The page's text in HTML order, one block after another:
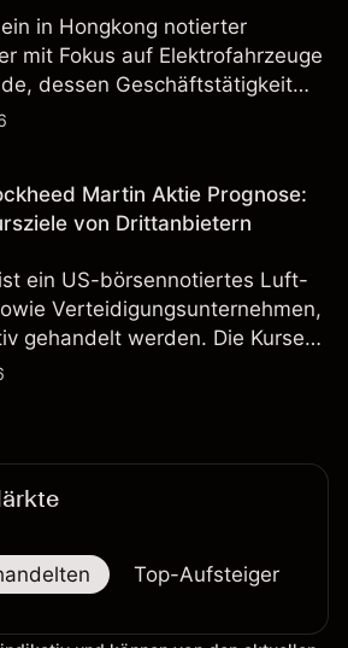
in Hongkong notierter
mit Fokus auf Elektrofahrzeuge
dessen Geschäftstätigkeit
Batterien und verwandte
Martin Aktie Prognose:
von Drittanbietern
ein US-börsennotiertes Luft-
Verteidigungsunternehmen,
gehandelt werden. Die Kurse
Top-Aufsteiger